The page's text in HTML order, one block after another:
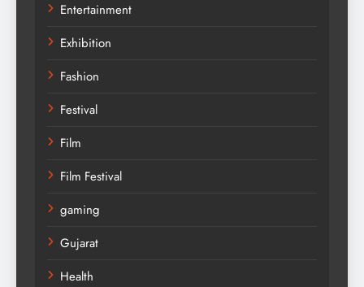
Entertainment
Exhibition
Fashion
Festival
Film
Film Festival
gaming
Gujarat
Health